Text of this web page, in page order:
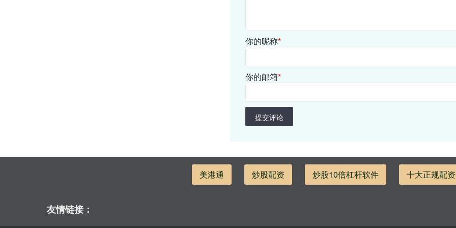
你的昵称*
你的邮箱*
提交评论
美港通 炒股配资 炒股10倍杠杆软件 十大正规配
友情链接：